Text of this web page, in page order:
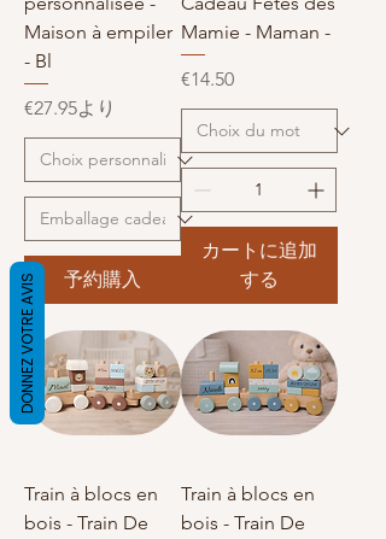
Maison à empiler
- Bl
€27.95より
セール価格
予約購入
Mamie - Maman -
価格
€14.50
カートに追加
する
Train à blocs en
bois - Train De
Train à blocs en
bois - Train De
DONNEZ VOTRE AVIS